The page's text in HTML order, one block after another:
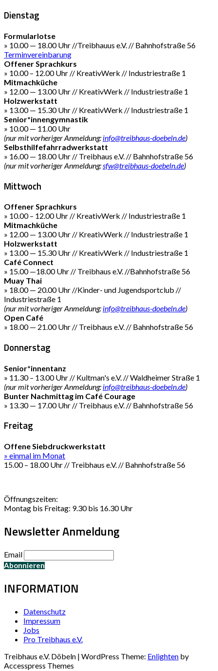
Dienstag
Formularlotse
» 10.00 — 18.00 Uhr //Treibhauus e.V. // Bahnhofstraße 56
Terminvereinbarung
Offener Sprachkurs
» 10.00 – 12.00 Uhr // KreativWerk // Industriestraße 1
Mitmachküche
» 12.00 — 13.00 Uhr // KreativWerk // Industriestraße 1
Holzwerkstatt
» 13.00 — 15.30 Uhr // KreativWerk // Industriestraße 1
Senior*innengymnastik
» 10.00 — 11.00 Uhr
(nur mit vorheriger Anmeldung: info@treibhaus-doebeln.de)
Selbsthilfefahrradwerkstatt
» 16.00 — 18.00 Uhr // Treibhaus e.V. // Bahnhofstraße 56
(nur mit vorheriger Anmeldung: sfw@treibhaus-doebeln.de)
Mittwoch
Offener Sprachkurs
» 10.00 – 12.00 Uhr // KreativWerk // Industriestraße 1
Mitmachküche
» 12.00 — 13.00 Uhr // KreativWerk // Industriestraße 1
Holzwerkstatt
» 13.00 — 15.30 Uhr // KreativWerk // Industriestraße 1
Café Connect
» 15.00 —18.00 Uhr // Treibhaus e.V. //Bahnhofstraße 56
Muay Thai
» 18.00 — 20.00 Uhr //Kinder- und Jugendsportclub //
Industriestraße 1
(nur mit vorheriger Anmeldung: info@treibhaus-doebeln.de)
Open Café
» 18.00 — 21.00 Uhr // Treibhaus e.V. // Bahnhofstraße 56
Donnerstag
Senior*innentanz
» 11.30 – 13.00 Uhr // Kultman's e.V. // Waldheimer Straße 1
(nur mit vorheriger Anmeldung: info@treibhaus-doebeln.de)
Bunter Nachmittag im Café Courage
» 13.30 — 17.00 Uhr // Treibhaus e.V. // Bahnhofstraße 56
Freitag
Offene Siebdruckwerkstatt
» einmal im Monat
15.00 – 18.00 Uhr // Treibhaus e.V. // Bahnhofstraße 56
Öffnungszeiten:
Montag bis Freitag: 9.30 bis 16.30 Uhr
Newsletter Anmeldung
Email
INFORMATION
Datenschutz
Impressum
Jobs
Pro Treibhaus e.V.
Treibhaus e.V. Döbeln | WordPress Theme: Enlighten by
Accesspress Themes